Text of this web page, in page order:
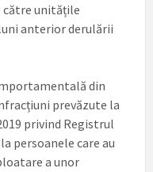
către unitățile
anterior derulării
din
prevăzute la
privind Registrul
persoanele care au
a unor